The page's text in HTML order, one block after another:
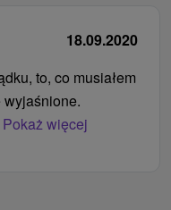
18.09.2020
to, co musiałem
wyjaśnione.
Pokaż więcej